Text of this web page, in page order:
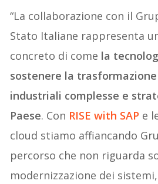
“La collaborazione con il
Stato Italiane rappresenta
concreto di come la
sostenere la
industriali complesse e
Paese. Con RISE with SAP e
cloud stiamo affiancando
percorso che non riguarda
modernizzazione dei